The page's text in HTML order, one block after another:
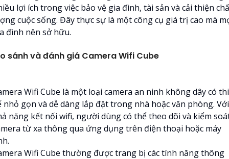
lợi ích trong việc bảo vệ gia đình, tài sản và cải thiện
cuộc sống. Đây thực sự là một công cụ giá trị cao mà
đình nên sở hữu.
sánh và đánh giá Camera Wifi Cube
Wifi Cube là một loại camera an ninh không dây có
nhỏ gọn và dễ dàng lắp đặt trong nhà hoặc văn phòng. Với
năng kết nối wifi, người dùng có thể theo dõi và kiểm
từ xa thông qua ứng dụng trên điện thoại hoặc máy
Wifi Cube thường được trang bị các tính năng thông